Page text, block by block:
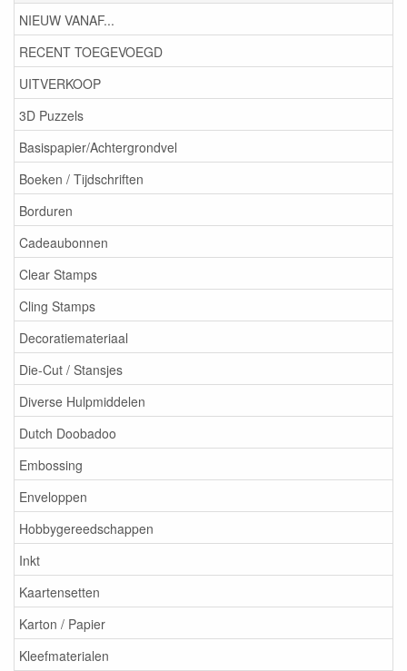
NIEUW VANAF...
RECENT TOEGEVOEGD
UITVERKOOP
3D Puzzels
Basispapier/Achtergrondvel
Boeken / Tijdschriften
Borduren
Cadeaubonnen
Clear Stamps
Cling Stamps
Decoratiemateriaal
Die-Cut / Stansjes
Diverse Hulpmiddelen
Dutch Doobadoo
Embossing
Enveloppen
Hobbygereedschappen
Inkt
Kaartensetten
Karton / Papier
Kleefmaterialen